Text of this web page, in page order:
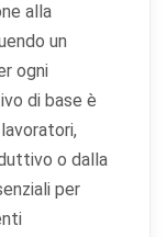
alla
un
ogni
di base è
o dalla
per